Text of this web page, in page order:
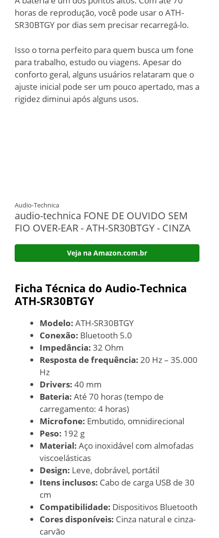
horas de reprodução, você pode usar o ATH-
SR30BTGY por dias sem precisar recarregá-lo.
Isso o torna perfeito para quem busca um fone
para trabalho, estudo ou viagens. Apesar do
conforto geral, alguns usuários relataram que o
ajuste inicial pode ser um pouco apertado, mas a
rigidez diminui após alguns usos.
Audio-Technica
audio-technica FONE DE OUVIDO SEM
FIO OVER-EAR - ATH-SR30BTGY - CINZA
Veja na Amazon.com.br
Ficha Técnica do Audio-Technica
ATH-SR30BTGY
Modelo: ATH-SR30BTGY
Conexão: Bluetooth 5.0
Impedância: 32 Ohm
Resposta de frequência: 20 Hz – 35.000
Hz
Drivers: 40 mm
Bateria: Até 70 horas (tempo de
carregamento: 4 horas)
Microfone: Embutido, omnidirecional
Peso: 192 g
Material: Aço inoxidável com almofadas
viscoelásticas
Design: Leve, dobrável, portátil
Itens inclusos: Cabo de carga USB de 30
cm
Compatibilidade: Dispositivos Bluetooth
Cores disponíveis: Cinza natural e cinza-
carvão